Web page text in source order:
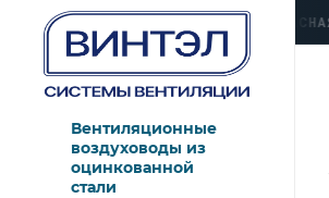
› ЛЮБЕРЦЫ, УЛ. КРАСНАЯ 1›
Вентиляционные
воздуховоды из
оцинкованной
стали